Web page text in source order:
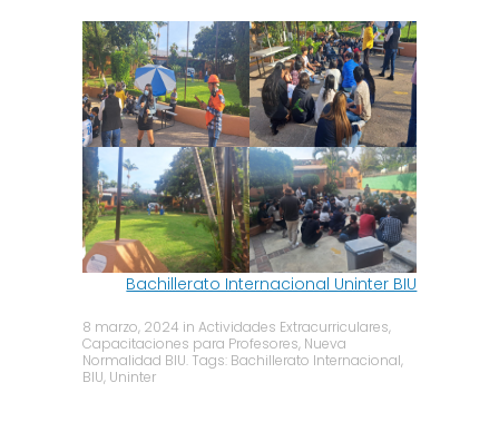
Bachillerato Internacional Uninter BIU
8 marzo, 2024 in Actividades Extracurriculares,
Capacitaciones para Profesores, Nueva
Normalidad BIU. Tags: Bachillerato Internacional,
BIU, Uninter